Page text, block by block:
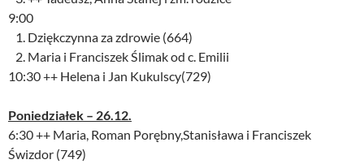
9:00
1. Dziękczynna za zdrowie (664)
2. Maria i Franciszek Ślimak od c. Emilii
10:30 ++ Helena i Jan Kukulscy(729)
Poniedziałek – 26.12.
6:30 ++ Maria, Roman Porębny,Stanisława i Franciszek
Świzdor (749)